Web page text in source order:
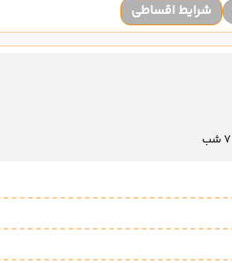
شرایط اقساطی
7 شب